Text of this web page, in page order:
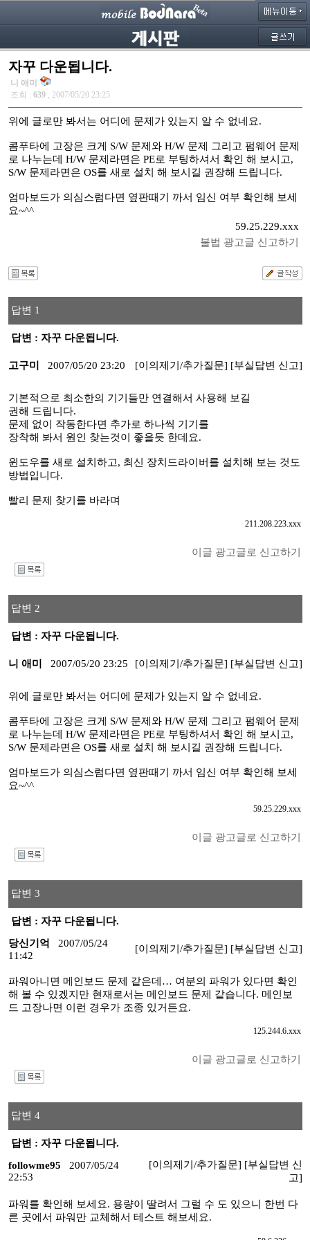
자꾸 다운됩니다.
니 애미
조회 : 639 , 2007/05/20 23:25
위에 글로만 봐서는 어디에 문제가 있는지 알 수 없네요.
콤푸타에 고장은 크게 S/W 문제와 H/W 문제 그리고 펌웨어 문제
로 나누는데 H/W 문제라면은 PE로 부팅하셔서 확인 해 보시고,
S/W 문제라면은 OS를 새로 설치 해 보시길 권장해 드립니다.
엄마보드가 의심스럼다면 옆판때기 까서 임신 여부 확인해 보세
요~^^
59.25.229.xxx
불법 광고글 신고하기
답변 1
답변 : 자꾸 다운됩니다.
고구미 2007/05/20 23:20 [이의제기/추가질문] [부실답변 신고]
기본적으로 최소한의 기기들만 연결해서 사용해 보길
권해 드립니다.
문제 없이 작동한다면 추가로 하나씩 기기를
장착해 봐서 원인 찾는것이 좋을듯 한데요.
윈도우를 새로 설치하고, 최신 장치드라이버를 설치해 보는 것도
방법입니다.
빨리 문제 찾기를 바라며
211.208.223.xxx
이글 광고글로 신고하기
답변 2
답변 : 자꾸 다운됩니다.
니 애미 2007/05/20 23:25 [이의제기/추가질문] [부실답변 신고]
위에 글로만 봐서는 어디에 문제가 있는지 알 수 없네요.
콤푸타에 고장은 크게 S/W 문제와 H/W 문제 그리고 펌웨어 문제
로 나누는데 H/W 문제라면은 PE로 부팅하셔서 확인 해 보시고,
S/W 문제라면은 OS를 새로 설치 해 보시길 권장해 드립니다.
엄마보드가 의심스럼다면 옆판때기 까서 임신 여부 확인해 보세
요~^^
59.25.229.xxx
이글 광고글로 신고하기
답변 3
답변 : 자꾸 다운됩니다.
당신기억
2007/05/24
11:42
[이의제기/추가질문] [부실답변 신고]
파워아니면 메인보드 문제 같은데… 여분의 파워가 있다면 확인
해 볼 수 있겠지만 현재로서는 메인보드 문제 같습니다. 메인보
드 고장나면 이런 경우가 조종 있거든요.
125.244.6.xxx
이글 광고글로 신고하기
답변 4
답변 : 자꾸 다운됩니다.
followme95
2007/05/24
22:53
[이의제기/추가질문] [부실답변 신
고]
파워를 확인해 보세요. 용량이 딸려서 그럴 수 도 있으니 한번 다
른 곳에서 파워만 교체해서 테스트 해보세요.